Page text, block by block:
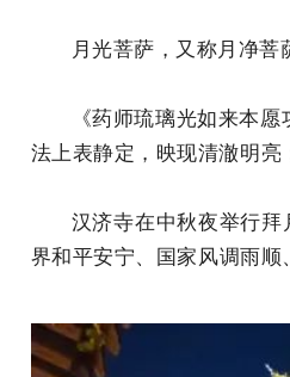
月光菩萨，又称月净菩
《药师琉璃光如来本
法上表静定，映现清澈明亮
汉济寺在中秋夜举行拜
界和平安宁、 国家风调雨顺